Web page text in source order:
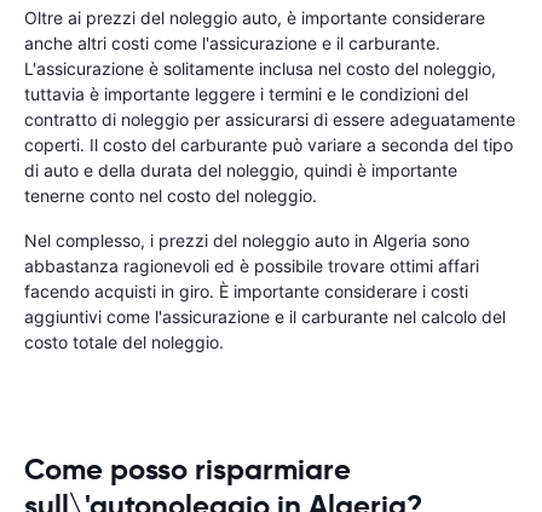
Oltre ai prezzi del noleggio auto, è importante considerare
anche altri costi come l'assicurazione e il carburante.
L'assicurazione è solitamente inclusa nel costo del noleggio,
tuttavia è importante leggere i termini e le condizioni del
contratto di noleggio per assicurarsi di essere adeguatamente
coperti. Il costo del carburante può variare a seconda del tipo
di auto e della durata del noleggio, quindi è importante
tenerne conto nel costo del noleggio.
Nel complesso, i prezzi del noleggio auto in Algeria sono
abbastanza ragionevoli ed è possibile trovare ottimi affari
facendo acquisti in giro. È importante considerare i costi
aggiuntivi come l'assicurazione e il carburante nel calcolo del
costo totale del noleggio.
Come posso risparmiare